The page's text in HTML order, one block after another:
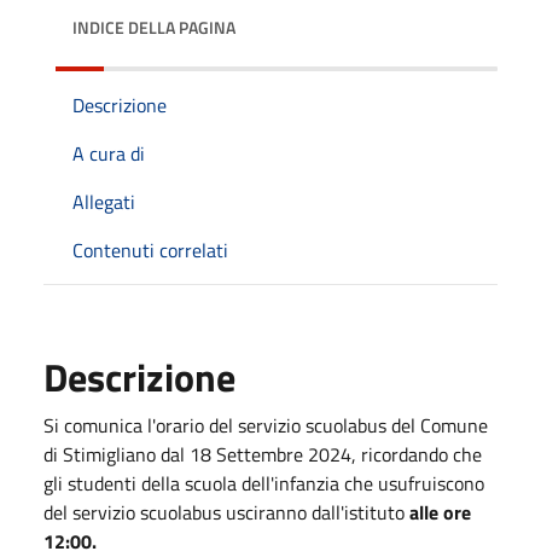
INDICE DELLA PAGINA
Descrizione
A cura di
Allegati
Contenuti correlati
Descrizione
Si comunica l'orario del servizio scuolabus del Comune
di Stimigliano dal 18 Settembre 2024, ricordando che
gli studenti della scuola dell'infanzia che usufruiscono
del servizio scuolabus usciranno dall'istitutoalle ore
12:00.